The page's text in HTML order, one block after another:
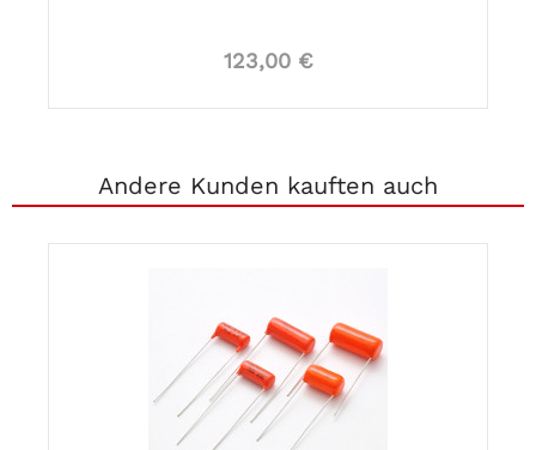
123,00 €
Andere Kunden kauften auch